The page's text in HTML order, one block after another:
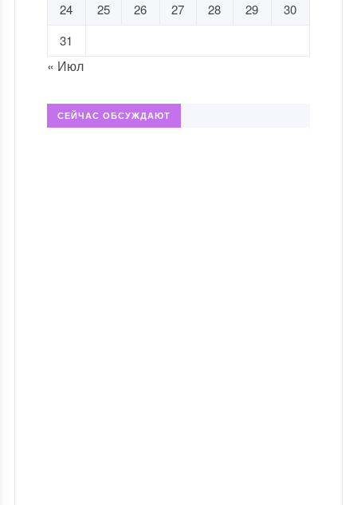
24
25 26 27 28 29
30
31
« Июл
СЕЙЧАС ОБСУЖДАЮТ